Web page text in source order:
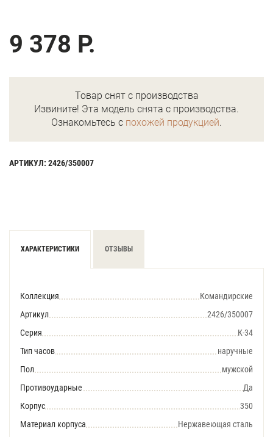
9 378 Р.
Товар снят с производства
Извините! Эта модель снята с производства.
Ознакомьтесь с похожей продукцией.
АРТИКУЛ: 2426/350007
ХАРАКТЕРИСТИКИ ОТЗЫВЫ
Коллекция
Командирские
Артикул
2426/350007
Серия
К-34
Тип часов
наручные
Пол
мужской
Противоударные
Да
Корпус
350
Материал корпуса
Нержавеющая сталь